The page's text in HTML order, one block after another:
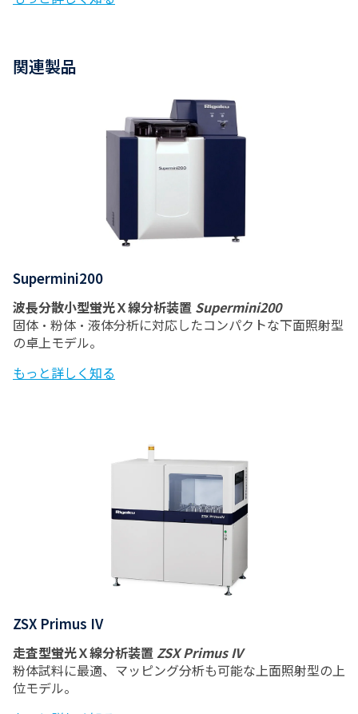
関連製品
Supermini200
波長分散小型蛍光Ｘ線分析装置 Supermini200
固体・粉体・液体分析に対応したコンパクトな下面照射型
の卓上モデル。
もっと詳しく知る
ZSX Primus IV
走査型蛍光Ｘ線分析装置ZSX Primus IV
粉体試料に最適、マッピング分析も可能な上面照射型の上
位モデル。